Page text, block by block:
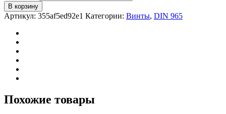
В корзину
Артикул: 355af5ed92e1 Категории: Винты, DIN 965
Похожие товары